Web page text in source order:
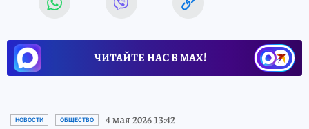
ЧИТАЙТЕ НАС В МАХ!
НОВОСТИ ОБЩЕСТВО 4 мая 2026 13:42